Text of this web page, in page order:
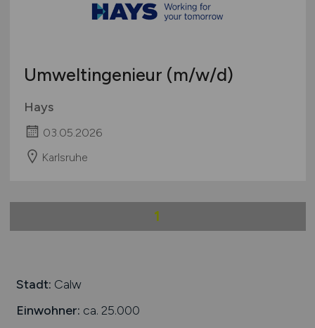
Umweltingenieur (m/w/d)
Hays
03.05.2026
Karlsruhe
1
Stadt: Calw
Einwohner: ca. 25.000